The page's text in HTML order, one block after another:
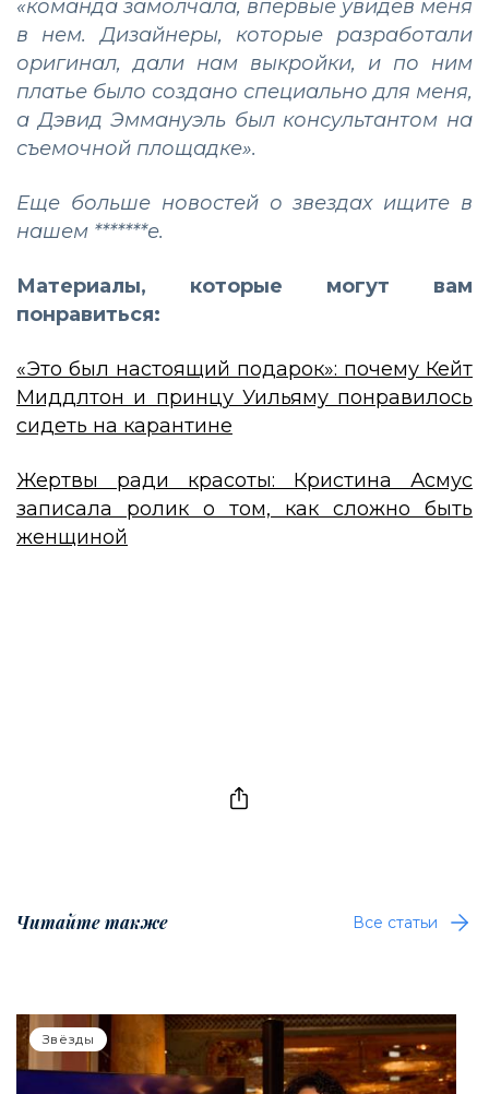
«команда замолчала, впервые увидев меня
в нем. Дизайнеры, которые разработали
оригинал, дали нам выкройки, и по ним
платье было создано специально для меня,
а Дэвид Эммануэль был консультантом на
съемочной площадке».
Еще больше новостей о звездах ищите в
нашем *******е.
Материалы, которые могут вам
понравиться:
«Это был настоящий подарок»: почему Кейт
Миддлтон и принцу Уильяму понравилось
сидеть на карантине
Жертвы ради красоты: Кристина Асмус
записала ролик о том, как сложно быть
женщиной
Читайте также Все статьи